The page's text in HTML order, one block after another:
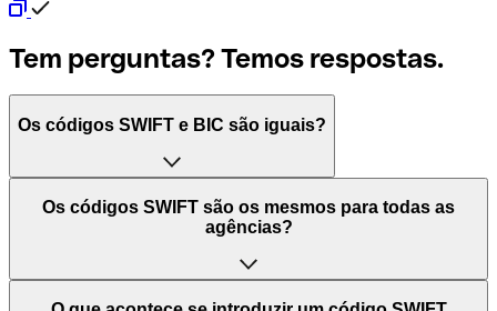
Tem perguntas? Temos respostas.
Os códigos SWIFT e BIC são iguais?
O acrónimo SWIFT significa "Society for Worldwide
Interbank Financial Telecommunication (Sociedade para
Mundiais)". Trata-se de uma rede mundial onde se
processam pagamentos entre países. Por outro lado, BIC
Os códigos SWIFT são os mesmos para todas as
agências?